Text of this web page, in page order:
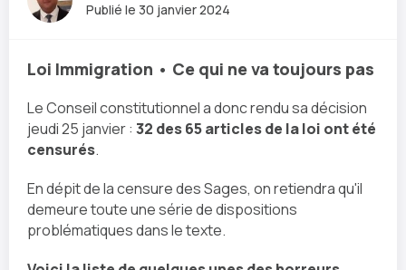
Publié le 30 janvier 2024
Loi Immigration • Ce qui ne va toujours pas
Le Conseil constitutionnel a donc rendu sa décision
jeudi 25 janvier : 32 des 65 articles de la loi ont été
censurés.
En dépit de la censure des Sages, on retiendra qu'il
demeure toute une série de dispositions
problématiques dans le texte.